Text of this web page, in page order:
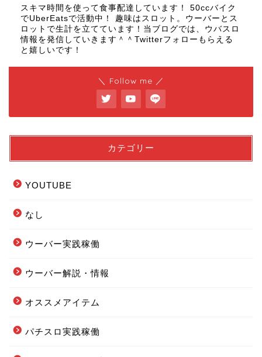
スキマ時間を使って食事配達しています！ 50ccバイク
でUberEatsで活動中！ 趣味はスロット。ウーバーとス
ロットで生計を立てています！当ブログでは、ウバスロ
情報を発信していきます＾＾Twitterフォローもらえる
と嬉しいです！
＼ Follow me ／
カテゴリー
YOUTUBE
なし
ウーバー実践稼働
ウーバー解説・情報
オススメアイテム
パチスロ実践稼働フーデリの始め方まとめ